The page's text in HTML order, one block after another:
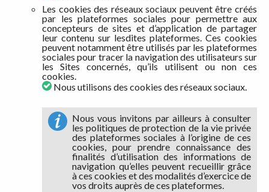
Les cookies des réseaux sociaux peuvent être créés
par les plateformes sociales pour permettre aux
concepteurs de sites et d’application de partager
leur contenu sur lesdites plateformes. Ces cookies
peuvent notamment être utilisés par les plateformes
sociales pour tracer la navigation des utilisateurs sur
les Sites concernés, qu’ils utilisent ou non ces
cookies.
Nous utilisons des cookies des réseaux sociaux.
Nous vous invitons par ailleurs à consulter
les politiques de protection de la vie privée
des plateformes sociales à l’origine de ces
cookies, pour prendre connaissance des
finalités d’utilisation des informations de
navigation qu’elles peuvent recueillir grâce
à ces cookies et des modalités d’exercice de
vos droits auprès de ces plateformes.